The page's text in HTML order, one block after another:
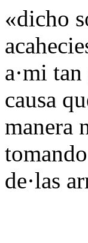
«dicho
a·mi
causa
manera
de·las